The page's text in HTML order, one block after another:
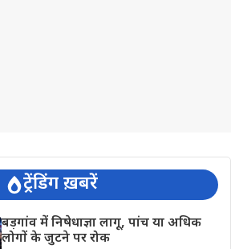
ट्रेंडिंग ख़बरें
बड़गांव में निषेधाज्ञा लागू, पांच या अधिक
लोगों के जुटने पर रोक